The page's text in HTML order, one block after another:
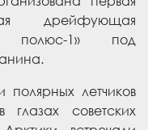
дрейфующая
полюс-1» под
летчиков
советских